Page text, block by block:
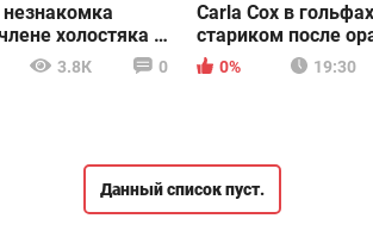
холостяка в
3.8К 0
Carla Cox в
стариком после
0% 19:30
Данный список пуст.